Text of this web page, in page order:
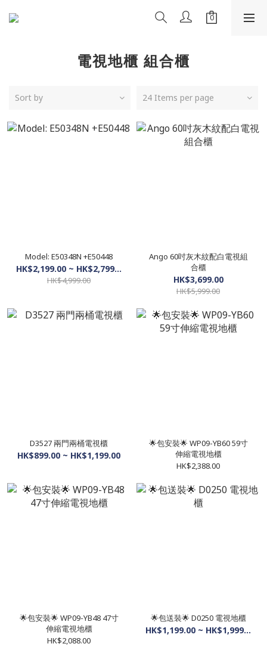
電視地櫃 組合櫃
Sort by 24 Items per page
Model: E50348N +E50448
HK$2,199.00 ~ HK$2,799.00
HK$4,999.00
Ango 60吋灰木紋配白電視組
合櫃
HK$3,699.00
HK$5,999.00
D3527 兩門兩桶電視櫃
HK$899.00 ~ HK$1,199.00
🌟包安裝🌟 WP09-YB60 59寸
伸縮電視地櫃
HK$2,388.00
🌟包安裝🌟 WP09-YB48 47寸
伸縮電視地櫃
HK$2,088.00
🌟包送裝🌟 D0250 電視地櫃
HK$1,199.00 ~ HK$1,999.00